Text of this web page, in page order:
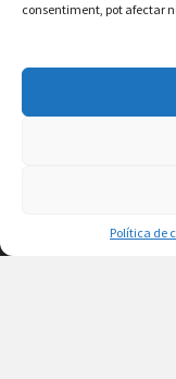
consentiment, pot afectar
Política de